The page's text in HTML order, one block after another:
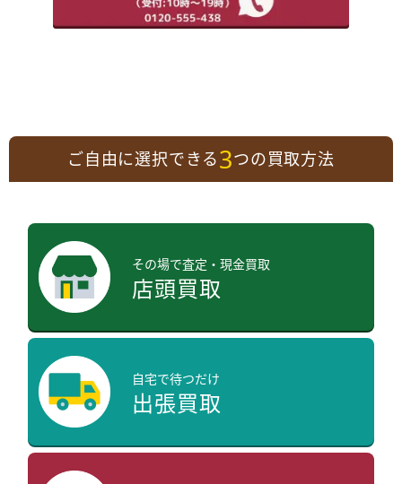
ご自由に選択できる3つの買取方法
その場で査定・現金買取
店頭買取
自宅で待つだけ
出張買取